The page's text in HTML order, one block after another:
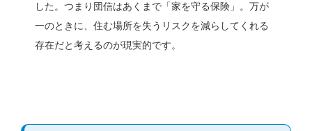
した。つまり団信はあくまで「家を守る保険」。万が
一のときに、住む場所を失うリスクを減らしてくれる
存在だと考えるのが現実的です。